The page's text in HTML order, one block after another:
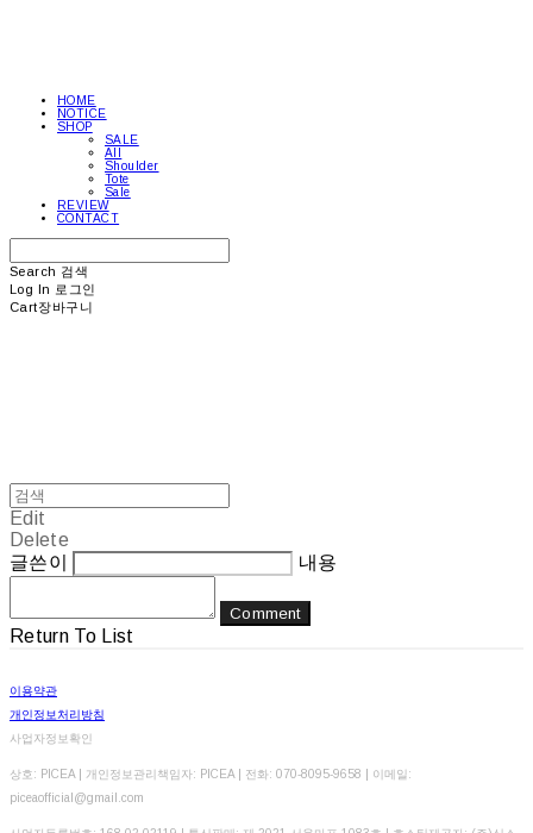
HOME
NOTICE
SHOP
SALE
All
Shoulder
Tote
Sale
REVIEW
CONTACT
Search 검색
Log In 로그인
Cart장바구니
Edit
Delete
글쓴이
내용
Comment
Return To List
이용약관
개인정보처리방침
사업자정보확인
상호: PICEA | 개인정보관리책임자: PICEA | 전화: 070-8095-9658 | 이메일:
piceaofficial@gmail.com